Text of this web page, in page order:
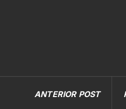
ANTERIOR POST